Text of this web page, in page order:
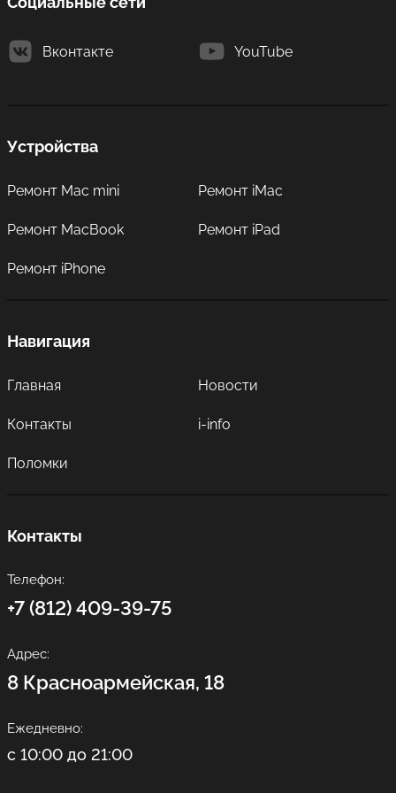
Вконтакте YouTube
Устройства
Ремонт Mac mini Ремонт iMac
Ремонт MacBook Ремонт iPad
Ремонт iPhone
Навигация
Главная Новости
Контакты i-info
Поломки
Контакты
Телефон:
+7 (812) 409-39-75
Адрес:
8 Красноармейская, 18
Ежедневно:
с 10:00 до 21:00